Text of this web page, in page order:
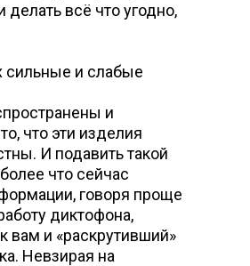
делать всё что угодно,
сильные и слабые
и
что эти изделия
И подавить такой
что сейчас
говоря проще
диктофона,
вам и «раскрутивший»
Невзирая на